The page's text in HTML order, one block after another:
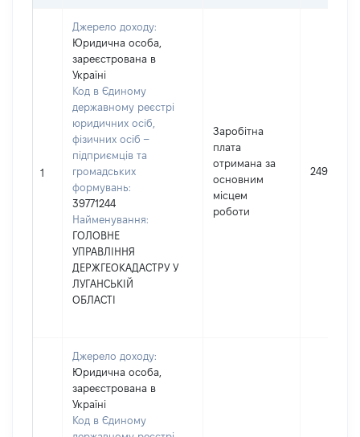
1
Джерело доходу:
Юридична особа,
зареєстрована в
Україні
Код в Єдиному
державному реєстрі
юридичних осіб,
фізичних осіб –
підприємців та
громадських
формувань:
39771244
Найменування:
ГОЛОВНЕ
УПРАВЛІННЯ
ДЕРЖГЕОКАДАСТРУ У
ЛУГАНСЬКІЙ
ОБЛАСТІ
Заробітна
плата
отримана за
основним
місцем
роботи
249630
Джерело доходу:
Юридична особа,
зареєстрована в
Україні
Код в Єдиному